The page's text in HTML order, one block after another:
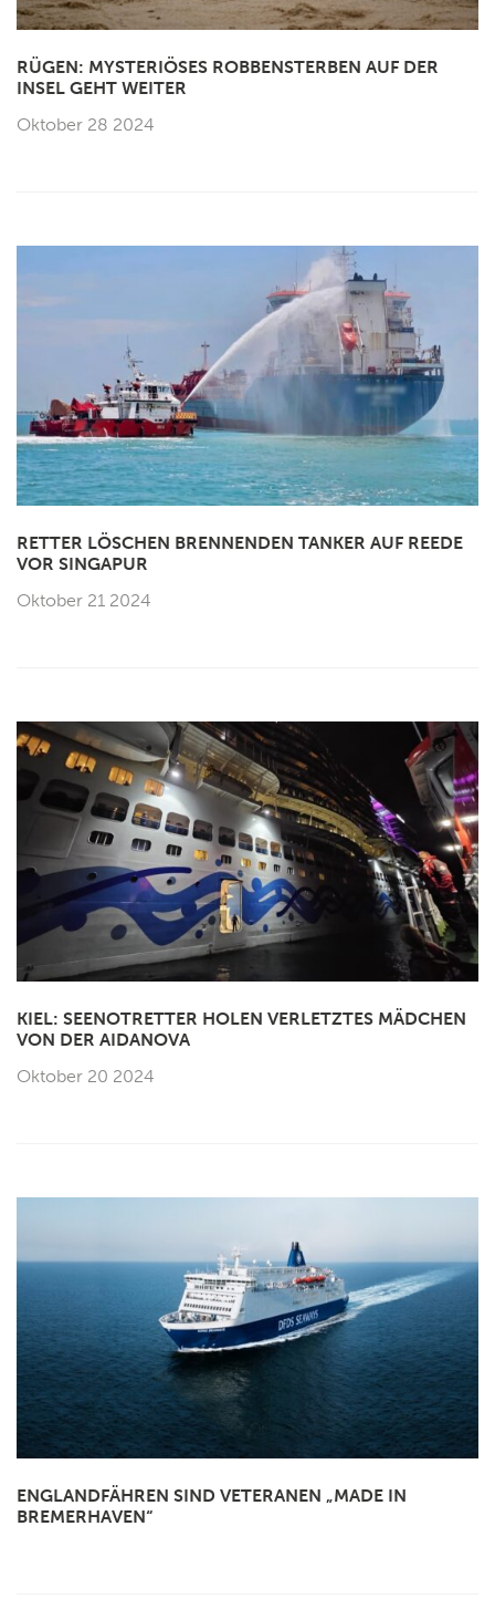
RÜGEN: MYSTERIÖSES ROBBENSTERBEN AUF DER
INSEL GEHT WEITER
Oktober 28 2024
RETTER LÖSCHEN BRENNENDEN TANKER AUF REEDE
VOR SINGAPUR
Oktober 21 2024
KIEL: SEENOTRETTER HOLEN VERLETZTES MÄDCHEN
VON DER AIDANOVA
Oktober 20 2024
ENGLANDFÄHREN SIND VETERANEN „MADE IN
BREMERHAVEN“